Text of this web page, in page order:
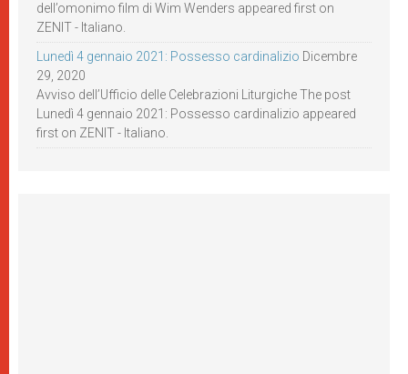
dell’omonimo film di Wim Wenders appeared first on
ZENIT - Italiano.
Lunedì 4 gennaio 2021: Possesso cardinalizio Dicembre
29, 2020
Avviso dell’Ufficio delle Celebrazioni Liturgiche The post
Lunedì 4 gennaio 2021: Possesso cardinalizio appeared
first on ZENIT - Italiano.